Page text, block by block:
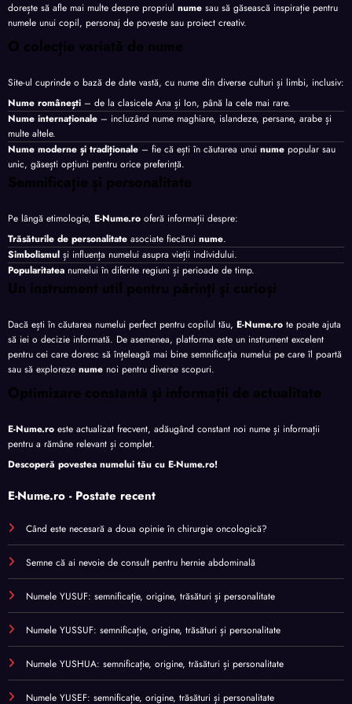
dorește să afle mai multe despre propriul nume sau să găsească inspirație pentru
numele unui copil, personaj de poveste sau proiect creativ.
O colecție variată de nume
Site-ul cuprinde o bază de date vastă, cu nume din diverse culturi și limbi, inclusiv:
Nume românești – de la clasicele Ana și Ion, până la cele mai rare.
Nume internaționale – incluzând nume maghiare, islandeze, persane, arabe și
multe altele.
Nume moderne și tradiționale – fie că ești în căutarea unui nume popular sau
unic, găsești opțiuni pentru orice preferință.
Semnificație și personalitate
Pe lângă etimologie, E-Nume.ro oferă informații despre:
Trăsăturile de personalitate asociate fiecărui nume.
Simbolismul și influența numelui asupra vieții individului.
Popularitatea numelui în diferite regiuni și perioade de timp.
Un instrument util pentru părinți și curioși
Dacă ești în căutarea numelui perfect pentru copilul tău, E-Nume.ro te poate ajuta
să iei o decizie informată. De asemenea, platforma este un instrument excelent
pentru cei care doresc să înțeleagă mai bine semnificația numelui pe care îl poartă
sau să exploreze nume noi pentru diverse scopuri.
Optimizare constantă și informații de actualitate
E-Nume.ro este actualizat frecvent, adăugând constant noi nume și informații
pentru a rămâne relevant și complet.
Descoperă povestea numelui tău cu E-Nume.ro!
E-Nume.ro - Postate recent
Când este necesară a doua opinie în chirurgie oncologică?
Semne că ai nevoie de consult pentru hernie abdominală
Numele YUSUF: semnificație, origine, trăsături și personalitate
Numele YUSSUF: semnificație, origine, trăsături și personalitate
Numele YUSHUA: semnificație, origine, trăsături și personalitate
Numele YUSEF: semnificație, origine, trăsături și personalitate